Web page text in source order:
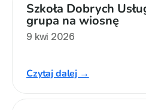
Szkoła Dobrych
grupa na wiosnę
9 kwi 2026
Czytaj dalej →